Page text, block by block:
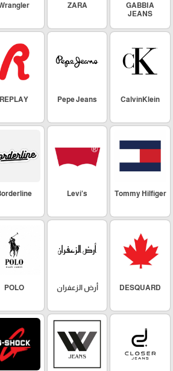
GABBIA
JEANS
ZARA
CalvinKlein
Pepe Jeans
REPLAY
Tommy Hilfiger
Levi's
DESQUARD أرض الزعفران
POLO